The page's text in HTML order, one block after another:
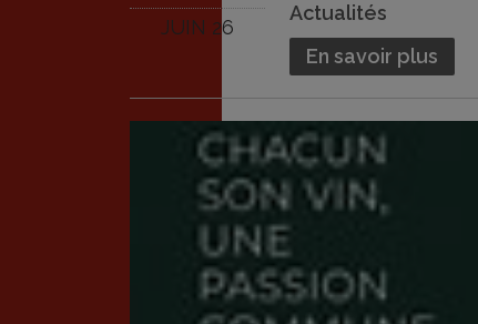
JUIN 26
Actualités
En savoir plus